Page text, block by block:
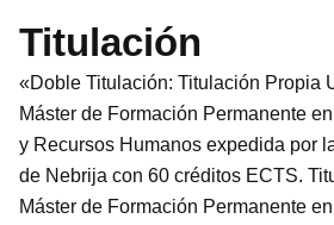
Titulación
«Doble Titulación: Titulación Propia
Máster de Formación Permanente
y Recursos Humanos expedida por
de Nebrija con 60 créditos ECTS.
Máster de Formación Permanente